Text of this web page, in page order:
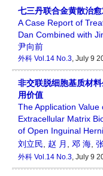
七三丹联合金黄散治
A Case Report of
Dan Combined with
尹向前
外科 Vol.14 No.3, July 9
非交联脱细胞基质材
用价值
The Application
Extracellular Matrix
of Open Inguinal
刘立民
赵 月 邓 海
外科 Vol.14 No.3, July 9